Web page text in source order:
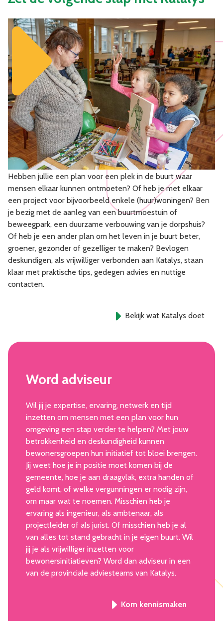
Hebben jullie een plan voor een plek in de buurt waar
mensen elkaar kunnen ontmoeten? Of heb je met elkaar
een project voor bijvoorbeeld enkele (huur)woningen? Ben
je bezig met de aanleg van een buurtmoestuin of
beweegpark, een duurzame verbouwing van je dorpshuis?
Of heb je een ander plan om het leven in je buurt beter,
groener, gezonder of gezelliger te maken? Bevlogen
deskundigen, als vrijwilliger verbonden aan Katalys, staan
klaar met praktische tips, gedegen advies en nuttige
contacten.
Bekijk wat Katalys doet
Word adviseur
Wil jij je expertise, ervaring, netwerk en tijd
inzetten om mensen met een plan voor hun
omgeving een stap verder te helpen? Met jouw
betrokkenheid en deskundigheid kunnen
bewonersgroepen hun initiatief tot bloei brengen.
Jij weet hoe je in positie moet komen bij de
gemeente, hoe je aan draagvlak, extra handen of
geld komt, of welke vergunningen er nodig zijn,
om maar wat te noemen. Misschien heb je
ervaring als ingenieur, als ambtenaar, als
projectleider of als jurist. Of misschien heb je al
van alles tot stand gebracht in je eigen buurt. Wil
jij je als vrijwilliger inzetten voor
bewonersinitiatieven? Word dan adviseur in een
van de provinciale adviesteams van Katalys.
Kom kennismaken